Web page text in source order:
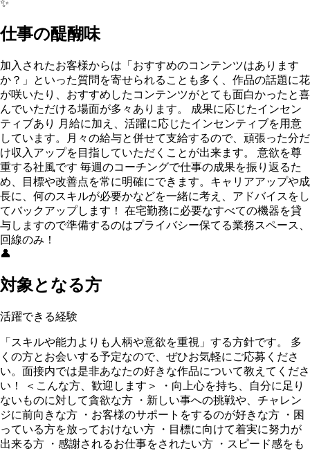
✨
仕事の醍醐味
加入されたお客様からは「おすすめのコンテンツはあります
か？」といった質問を寄せられることも多く、作品の話題に花
が咲いたり、おすすめしたコンテンツがとても面白かったと喜
んでいただける場面が多々あります。 成果に応じたインセン
ティブあり 月給に加え、活躍に応じたインセンティブを用意
しています。月々の給与と併せて支給するので、頑張った分だ
け収入アップを目指していただくことが出来ます。 意欲を尊
重する社風です 毎週のコーチングで仕事の成果を振り返るた
め、目標や改善点を常に明確にできます。キャリアアップや成
長に、何のスキルが必要かなどを一緒に考え、アドバイスをし
てバックアップします！ 在宅勤務に必要なすべての機器を貸
与しますので準備するのはプライバシー保てる業務スペース、
回線のみ！
👤
対象となる方
活躍できる経験
「スキルや能力よりも人柄や意欲を重視」する方針です。 多
くの方とお会いする予定なので、ぜひお気軽にご応募くださ
い。面接内では是非あなたの好きな作品について教えてくださ
い！ ＜こんな方、歓迎します＞ ・向上心を持ち、自分に足り
ないものに対して貪欲な方 ・新しい事への挑戦や、チャレン
ジに前向きな方 ・お客様のサポートをするのが好きな方 ・困
っている方を放っておけない方 ・目標に向けて着実に努力が
出来る方 ・感謝されるお仕事をされたい方 ・スピード感をも